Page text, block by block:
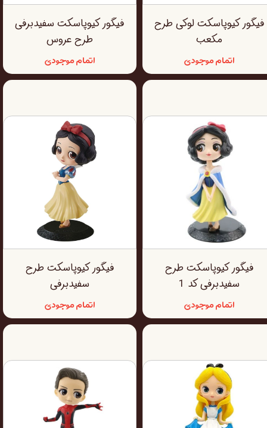
فیگور کیوپاسکت لوکی طرح
مکعب
اتمام موجودی
فیگور کیوپاسکت سفیدبرفی
طرح عروس
اتمام موجودی
فیگور کیوپاسکت طرح
سفیدبرفی کد 1
اتمام موجودی
فیگور کیوپاسکت طرح
سفیدبرفی
اتمام موجودی